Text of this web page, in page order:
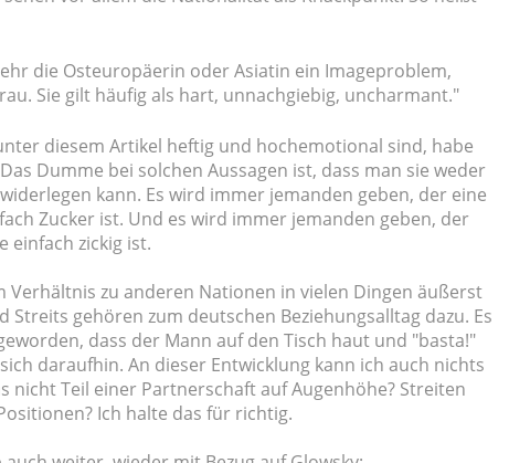
die Osteuropäerin oder Asiatin ein Imageproblem,
Sie gilt häufig als hart, unnachgiebig, uncharmant."
diesem Artikel heftig und hochemotional sind, habe
Dumme bei solchen Aussagen ist, dass man sie weder
kann. Es wird immer jemanden geben, der eine
Zucker ist. Und es wird immer jemanden geben, der
einfach zickig ist.
Verhältnis zu anderen Nationen in vielen Dingen äußerst
Streits gehören zum deutschen Beziehungsalltag dazu. Es
dass der Mann auf den Tisch haut und "basta!"
daraufhin. An dieser Entwicklung kann ich auch nichts
nicht Teil einer Partnerschaft auf Augenhöhe? Streiten
Ich halte das für richtig.